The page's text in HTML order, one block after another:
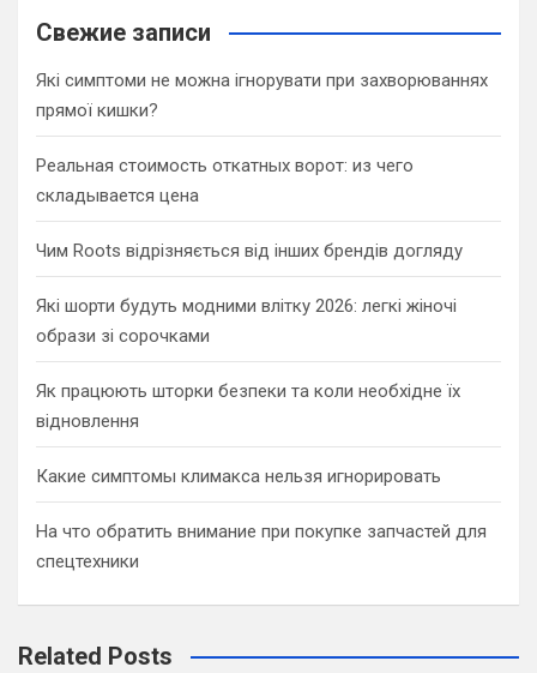
c
Свежие записи
Які симптоми не можна ігнорувати при захворюваннях
прямої кишки?
Реальная стоимость откатных ворот: из чего
складывается цена
Чим Roots відрізняється від інших брендів догляду
Які шорти будуть модними влітку 2026: легкі жіночі
образи зі сорочками
Як працюють шторки безпеки та коли необхідне їх
відновлення
Какие симптомы климакса нельзя игнорировать
На что обратить внимание при покупке запчастей для
спецтехники
Related Posts